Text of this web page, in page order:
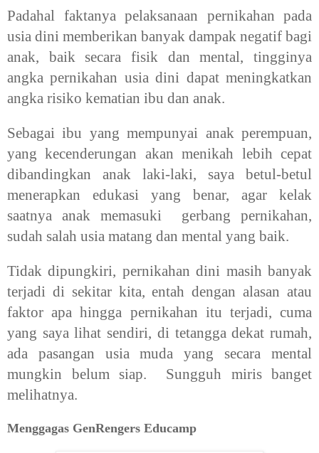
Padahal faktanya pelaksanaan pernikahan pada
usia dini memberikan banyak dampak negatif bagi
anak, baik secara fisik dan mental, tingginya
angka pernikahan usia dini dapat meningkatkan
angka risiko kematian ibu dan anak.
Sebagai ibu yang mempunyai anak perempuan,
yang kecenderungan akan menikah lebih cepat
dibandingkan anak laki-laki, saya betul-betul
menerapkan edukasi yang benar, agar kelak
saatnya anak memasuki gerbang pernikahan,
sudah salah usia matang dan mental yang baik.
Tidak dipungkiri, pernikahan dini masih banyak
terjadi di sekitar kita, entah dengan alasan atau
faktor apa hingga pernikahan itu terjadi, cuma
yang saya lihat sendiri, di tetangga dekat rumah,
ada pasangan usia muda yang secara mental
mungkin belum siap. Sungguh miris banget
melihatnya.
Menggagas GenRengers Educamp